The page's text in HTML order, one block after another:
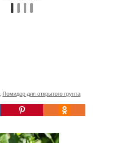
Помидор для открытого грунта